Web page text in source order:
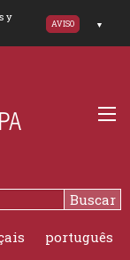
y
AVISO
Buscar
português